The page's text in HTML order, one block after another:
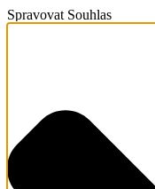
Spravovat Souhlas